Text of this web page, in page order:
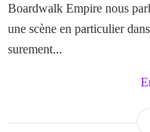
Boardwalk Empire nous
une scène en particulier
surement...